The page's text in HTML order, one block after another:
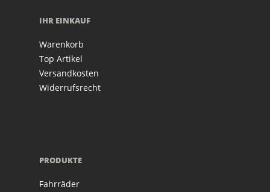
IHR EINKAUF
Warenkorb
Top Artikel
Versandkosten
Widerrufsrecht
PRODUKTE
Fahrräder